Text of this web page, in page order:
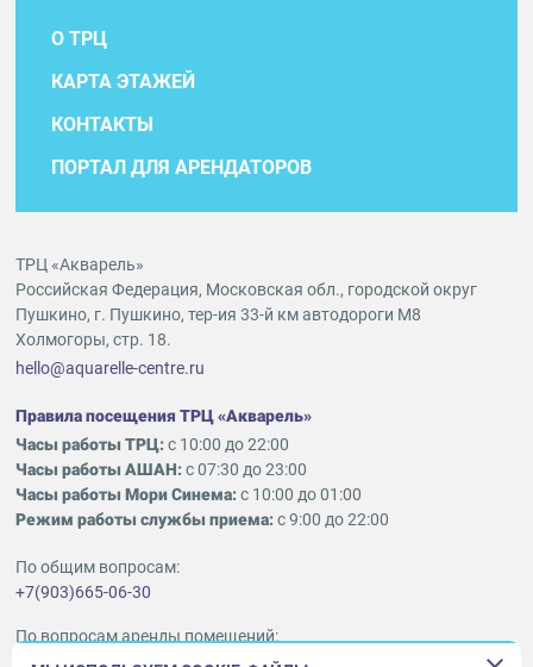
О ТРЦ
КАРТА ЭТАЖЕЙ
КОНТАКТЫ
ПОРТАЛ ДЛЯ АРЕНДАТОРОВ
ТРЦ «Акварель»
Российская Федерация, Московская обл., городской округ
Пушкино, г. Пушкино, тер-ия 33-й км автодороги М8
Холмогоры, стр. 18.
hello@aquarelle-centre.ru
Правила посещения ТРЦ «Акварель»
Часы работы ТРЦ:с 10:00 до 22:00
Часы работы АШАН:с 07:30 до 23:00
Часы работы Мори Синема:с 10:00 до 01:00
Режим работы службы приема:с 9:00 до 22:00
По общим вопросам:
+7(903)665-06-30
По вопросам аренды помещений:
ukleykina@nhood.com